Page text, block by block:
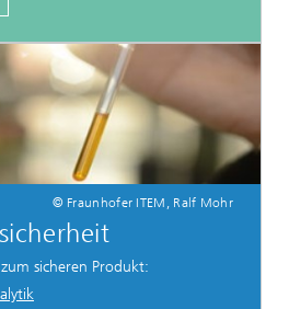
© Fraunhofer ITEM, Ralf Mohr
sicheren Produkt: